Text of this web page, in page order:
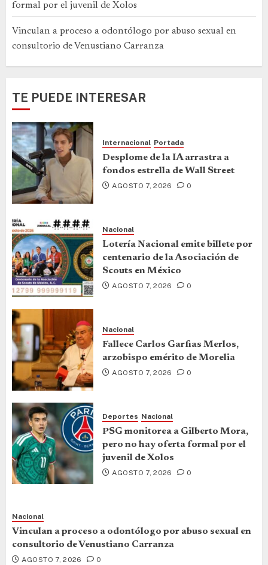
formal por el juvenil de Xolos
Vinculan a proceso a odontólogo por abuso sexual en
consultorio de Venustiano Carranza
TE PUEDE INTERESAR
Internacional Portada
Desplome de la IA arrastra a
fondos estrella de Wall Street
AGOSTO 7, 2026 0
Nacional
Lotería Nacional emite billete por
centenario de la Asociación de
Scouts en México
AGOSTO 7, 2026 0
Nacional
Fallece Carlos Garfias Merlos,
arzobispo emérito de Morelia
AGOSTO 7, 2026 0
Deportes Nacional
PSG monitorea a Gilberto Mora,
pero no hay oferta formal por el
juvenil de Xolos
AGOSTO 7, 2026 0
Nacional
Vinculan a proceso a odontólogo por abuso sexual en
consultorio de Venustiano Carranza
AGOSTO 7, 2026 0